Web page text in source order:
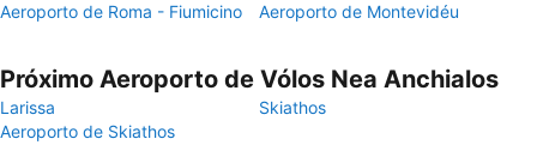
Aeroporto de Roma - Fiumicino Aeroporto de Montevidéu
Próximo Aeroporto de Vólos Nea Anchialos
Larissa
Skiathos
Aeroporto de Skiathos